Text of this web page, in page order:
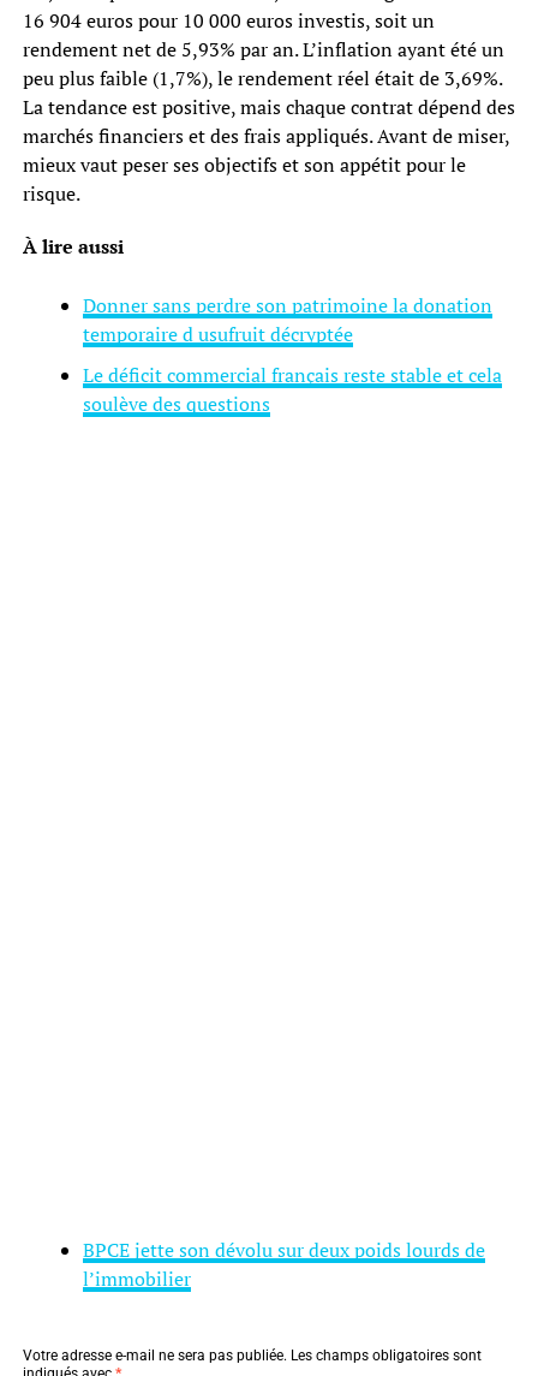
16 904 euros pour 10 000 euros investis, soit un
rendement net de 5,93% par an. L’inflation ayant été un
peu plus faible (1,7%), le rendement réel était de 3,69%.
La tendance est positive, mais chaque contrat dépend des
marchés financiers et des frais appliqués. Avant de miser,
mieux vaut peser ses objectifs et son appétit pour le
risque.
À lire aussi
Donner sans perdre son patrimoine la donation
temporaire d usufruit décryptée
Le déficit commercial français reste stable et cela
soulève des questions
BPCE jette son dévolu sur deux poids lourds de
l’immobilier
Votre adresse e-mail ne sera pas publiée. Les champs obligatoires sont